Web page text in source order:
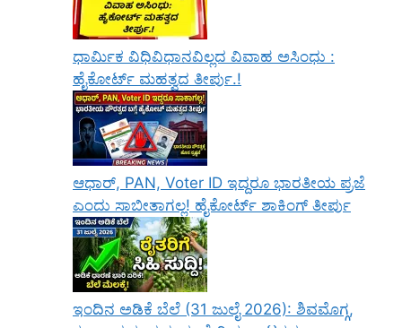
ಧಾರ್ಮಿಕ ವಿಧಿವಿಧಾನವಿಲ್ಲದ ವಿವಾಹ ಅಸಿಂಧು :
ಹೈಕೋರ್ಟ್ ಮಹತ್ವದ ತೀರ್ಪು.!
ಆಧಾರ್, PAN, Voter ID ಇದ್ದರೂ ಭಾರತೀಯ ಪ್ರಜೆ
ಎಂದು ಸಾಬೀತಾಗಲ್ಲ! ಹೈಕೋರ್ಟ್ ಶಾಕಿಂಗ್ ತೀರ್ಪು
ಇಂದಿನ ಅಡಿಕೆ ಬೆಲೆ (31 ಜುಲೈ 2026): ಶಿವಮೊಗ್ಗ,